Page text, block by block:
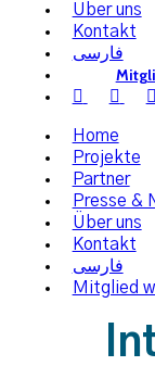
Über uns
Kontakt
فارسی
Home
Projekte
Partner
Presse &
Über uns
Kontakt
فارسی
Mitglied